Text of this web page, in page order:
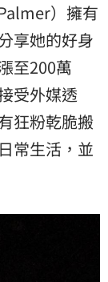
）擁有
享她的好身
至200萬
受外媒透
狂粉乾脆搬
常生活，並